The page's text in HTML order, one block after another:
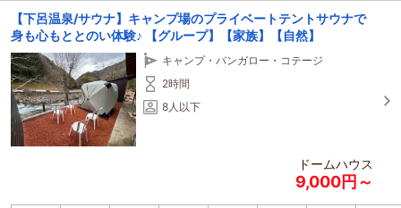
【下呂温泉/サウナ】キャンプ場のプライベートテントサウナで
身も心もととのい体験♪ 【グループ】【家族】【自然】
キャンプ・バンガロー・コテージ
2時間
8人以下
ドームハウス
9,000円～